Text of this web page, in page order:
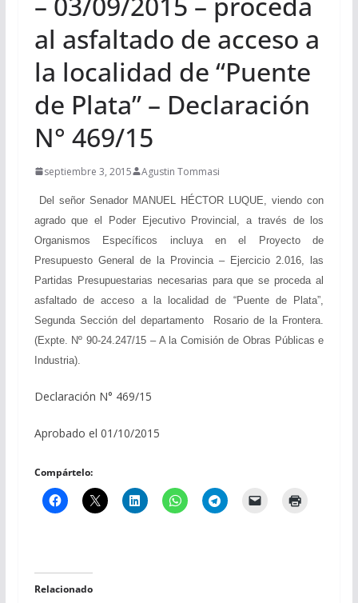
al asfaltado de acceso a
la localidad de “Puente
de Plata” – Declaración
N° 469/15
septiembre 3, 2015 Agustin Tommasi
Del señor Senador MANUEL HÉCTOR LUQUE, viendo con
agrado que el Poder Ejecutivo Provincial, a través de los
Organismos Específicos incluya en el Proyecto de
Presupuesto General de la Provincia – Ejercicio 2.016, las
Partidas Presupuestarias necesarias para que se proceda al
asfaltado de acceso a la localidad de “Puente de Plata”,
Segunda Sección del departamento Rosario de la Frontera.
(Expte. Nº 90-24.247/15 – A la Comisión de Obras Públicas e
Industria).
Declaración N° 469/15
Aprobado el 01/10/2015
Compártelo:
Relacionado